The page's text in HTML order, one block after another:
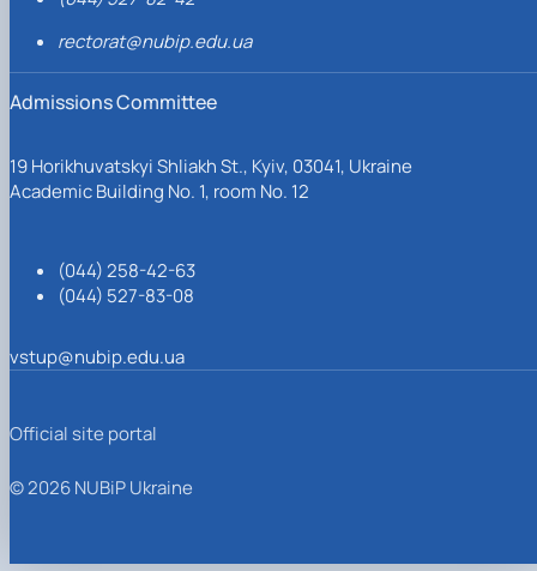
rectorat@nubip.edu.ua
Admissions Committee
19 Horikhuvatskyi Shliakh St., Kyiv, 03041, Ukraine
Academic Building No. 1, room No. 12
(044) 258-42-63
(044) 527-83-08
vstup@nubip.edu.ua
Official site portal
© 2026 NUBiP Ukraine